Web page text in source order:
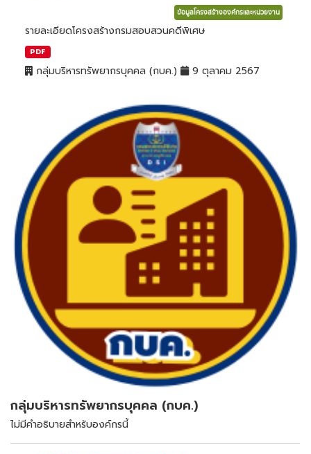
กลุ่มบริหารทรัพยากรบุคคล (กบค.)
ไม่มีคำอธิบายสำหรับองค์กรนี้
ข้อมูลโครงสร้างองค์กรและหน่วยงาน
รายละเอียดโครงสร้างกรมสอบสวนคดีพิเศษ
PDF
กลุ่มบริหารทรัพยากรบุคคล (กบค.) 9 ตุลาคม 2567